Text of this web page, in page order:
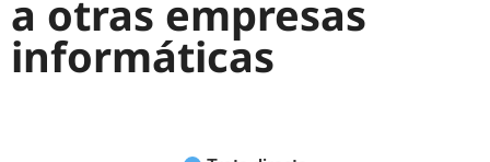
a otras empresas
informáticas